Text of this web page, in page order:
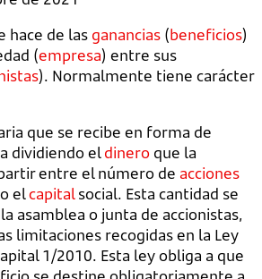
hace de las ganancias (beneficios)
(empresa) entre sus
). Normalmente tiene carácter
que se recibe en forma de
dividiendo eldinero que la
entre el número de acciones
elcapitalsocial. Esta cantidad se
asamblea o junta de accionistas,
limitaciones recogidas en la Ley
1/2010. Esta ley obliga a que